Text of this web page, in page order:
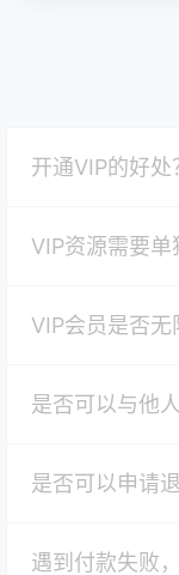
开通VIP的好处
VIP资源需要单
VIP会员是否无
是否可以与他
是否可以申请退
遇到付款失败